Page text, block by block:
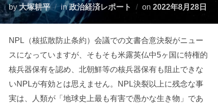
by大塚耕平 in政治経済レポート on 投
2022年8月28日
NPL（核拡散防止条約）会議での文書合意決裂がニュー
スになっていますが、そもそも米露英仏中5ヶ国に特権的
核兵器保有を認め、北朝鮮等の核兵器保有も阻止できな
いNPLが有効とは思えません。NPL決裂以上に残念な事
実は、人類が「地球史上最も有害で愚かな生き物」であ